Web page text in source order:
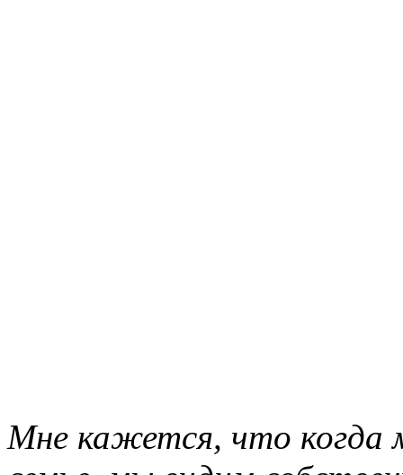
Мне кажется, что когда